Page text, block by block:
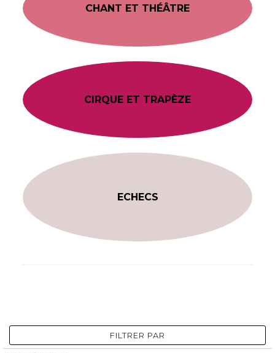
CHANT ET THÉÂTRE
CIRQUE ET TRAPÈZE
ECHECS
FILTRER PAR